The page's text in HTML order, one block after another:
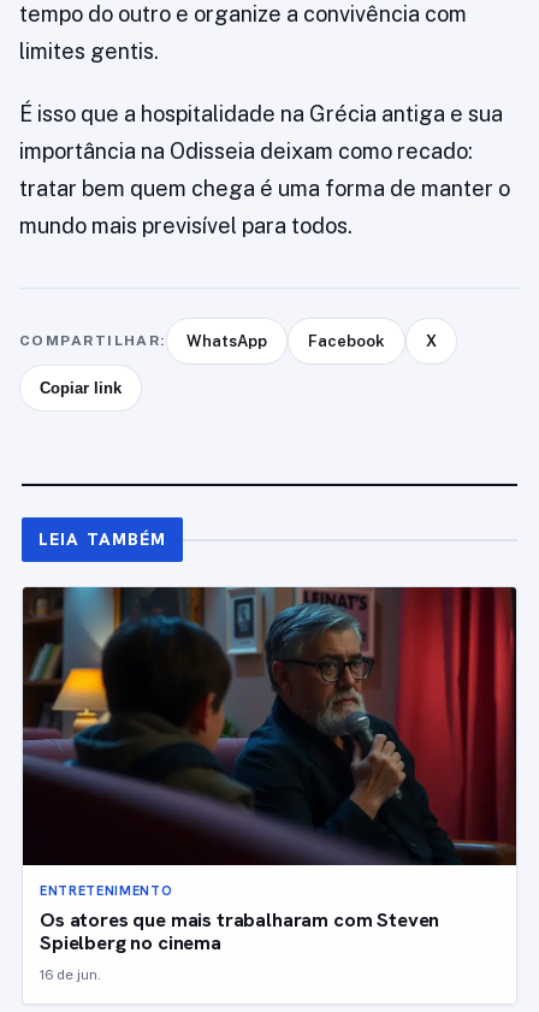
tempo do outro e organize a convivência com
limites gentis.
É isso que a hospitalidade na Grécia antiga e sua
importância na Odisseia deixam como recado:
tratar bem quem chega é uma forma de manter o
mundo mais previsível para todos.
COMPARTILHAR: WhatsApp Facebook X
Copiar link
LEIA TAMBÉM
ENTRETENIMENTO
Os atores que mais trabalharam com Steven
Spielberg no cinema
16 de jun.